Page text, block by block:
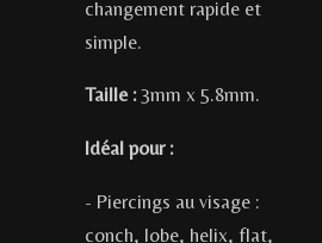
changement rapide et
simple.
Taille : 3mm x 5.8mm.
Idéal pour :
- Piercings au visage :
conch, lobe, helix, flat,